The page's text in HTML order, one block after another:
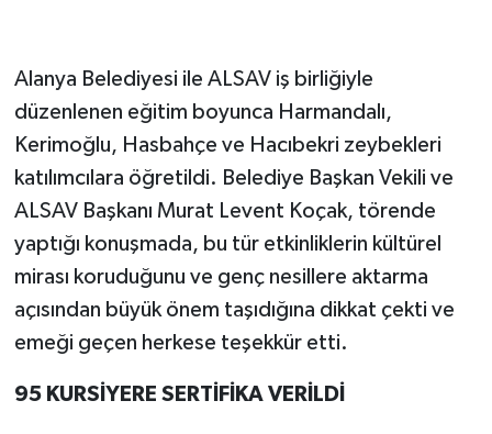
Alanya Belediyesi ile ALSAV iş birliğiyle
düzenlenen eğitim boyunca Harmandalı,
Kerimoğlu, Hasbahçe ve Hacıbekri zeybekleri
katılımcılara öğretildi. Belediye Başkan Vekili ve
ALSAV Başkanı Murat Levent Koçak, törende
yaptığı konuşmada, bu tür etkinliklerin kültürel
mirası koruduğunu ve genç nesillere aktarma
açısından büyük önem taşıdığına dikkat çekti ve
emeği geçen herkese teşekkür etti.
95 KURSİYERE SERTİFİKA VERİLDİ